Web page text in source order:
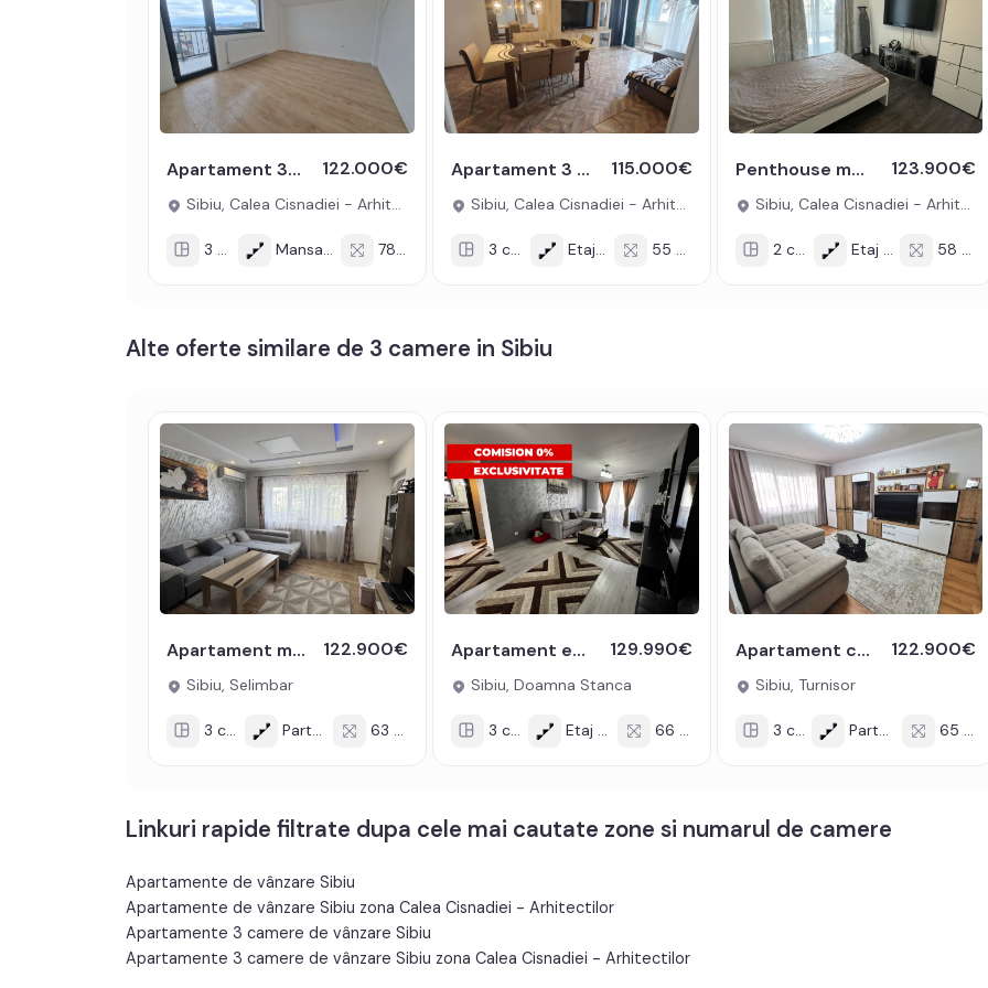
Apartamentul se vinde mobilat si utilat cu: plita pe gaz, cuptor, hota, masina de spalat rufe, masina de
spalat vase, frigider cu congelator, televizor.
Incalzirea se realizeaza prin centrala proprie, incalzire pardoseala.
Se accepta ca si modalitate de plata surse proprii sau credit bancar.
Apartament 3 camere 78mpu de vanzare balcon lift Kaufland Arhitectilor 122.000€
Sibiu, Calea Cisnadiei - Arhitectilor
3 cam Mansarda/2 78 mp
Apartament 3 camere - etaj 1 - 2 bai si 2 balcoane - zona Arhitectilor 115.000€
Sibiu, Calea Cisnadiei - Arhitectilor
3 cam Etaj 1/3 55 mp
Penthouse modern 2 terase bloc cu lift zona Arhitectilor Sibiu 123.900€
Sibiu, Calea Cisnadiei - Arhitectilor
2 cam Etaj 3/3 58 mp
Alte oferte similare de 3 camere in Sibiu
Apartament modern 3 camere 2 balcoane 63mpu Pictor BRANA SELIMBAR 122.900€
Sibiu, Selimbar
3 cam Parter/3 63 mp
Apartament etaj intermediar 3 camere 66 mpu 2 balcoane parcare Sibiu 129.990€
Sibiu, Doamna Stanca
3 cam Etaj 4/6 66 mp
Apartament cu 3 camere decomandate in zona Turnisor din Sibiu 122.900€
Sibiu, Turnisor
3 cam Parter/4 65 mp
Linkuri rapide filtrate dupa cele mai cautate zone si numarul de camere
Apartamente de vânzare Sibiu
Apartamente de vânzare Sibiu zona Calea Cisnadiei - Arhitectilor
Apartamente 3 camere de vânzare Sibiu
Apartamente 3 camere de vânzare Sibiu zona Calea Cisnadiei - Arhitectilor